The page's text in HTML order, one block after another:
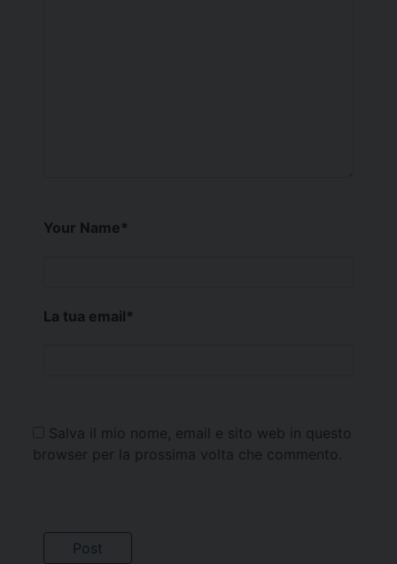
Your Name*
La tua email*
Salva il mio nome, email e sito web in questo
browser per la prossima volta che commento.